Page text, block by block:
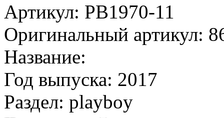
Артикул: PB1970-11
Оригинальный артикул:
Название:
Год выпуска: 2017
Раздел: playboy